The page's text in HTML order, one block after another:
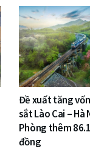
Đề xuất tăng
sắt Lào Cai – Hà
Phòng thêm
đồng